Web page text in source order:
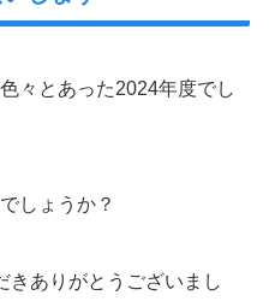
々とあった2024年度でし
しょうか？
きありがとうございまし